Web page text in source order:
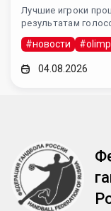
Лучшие игроки
результатам
#новости
04.08.2026